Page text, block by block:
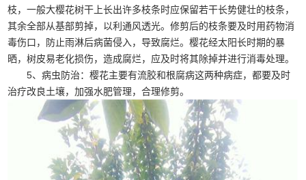
枝，一般大樱花树干上长出许多枝条时应保留若干长势健壮的枝条，
其余全部从基部剪掉，以利通风透光。修剪后的枝条要及时用药物消
毒伤口，防止雨淋后病菌侵入，导致腐烂。樱花经太阳长时期的暴
晒，树皮易老化损伤，造成腐烂，应及时将其除掉并进行消毒处理。
5、病虫防治：樱花主要有流胶和根腐病这两种病症，都要及时
治疗改良土壤，加强水肥管理，合理修剪。